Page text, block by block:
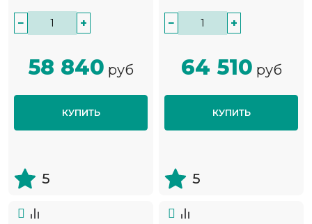
− +
58 840 руб
КУПИТЬ
5
− +
64 510 руб
КУПИТЬ
5